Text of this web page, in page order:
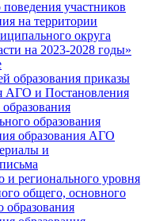
участников
на территории
округа
на 2023-2028 годы»
образования приказы
АГО и Постановления
образования
образования АГО
и
регионального уровня
общего, основного
образования